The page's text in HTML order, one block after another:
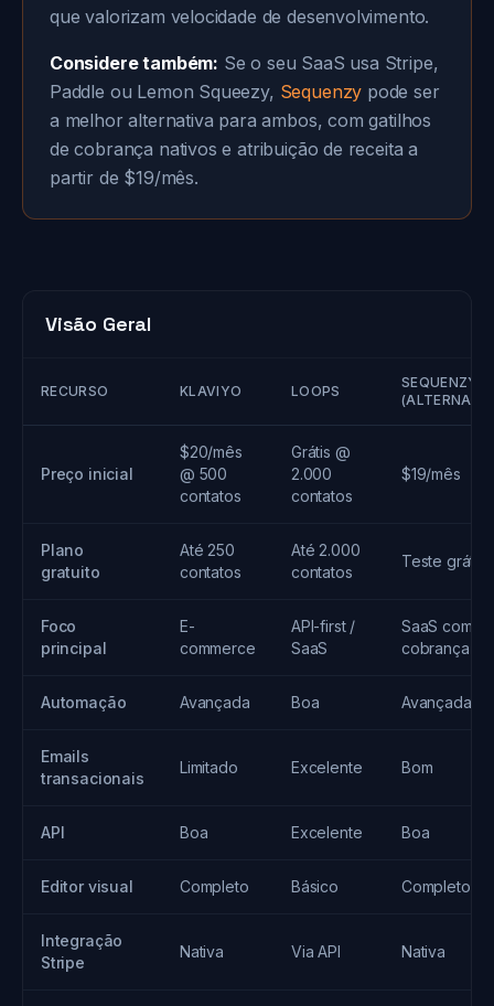
que valorizam velocidade de desenvolvimento.
Considere também: Se o seu SaaS usa Stripe,
Paddle ou Lemon Squeezy, Sequenzy pode ser
a melhor alternativa para ambos, com gatilhos
de cobrança nativos e atribuição de receita a
partir de $19/mês.
Visão Geral
RECURSO KLAVIYO LOOPS
SEQUENZY
Preço inicial
$20/mês
@ 500
contatos
Grátis @
2.000
contatos
$19/mês
Plano
gratuito
Até 250
contatos
Até 2.000
contatos
Teste grátis
Foco
principal
E-
commerce
API-first /
SaaS
SaaS com
cobrança
Automação Avançada Boa Avançada
Emails
transacionais
Limitado Excelente Bom
API Boa Excelente Boa
Editor visual Completo Básico Completo
Integração
Stripe
Nativa Via API Nativa